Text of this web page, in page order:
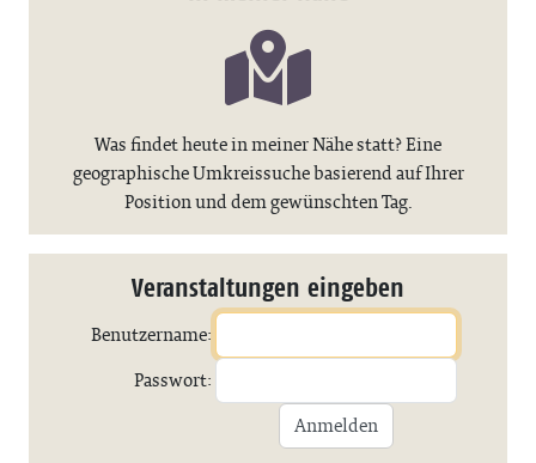
Was findet heute in meiner Nähe statt? Eine
geographische Umkreissuche basierend auf Ihrer
Position und dem gewünschten Tag.
Veranstaltungen eingeben
Benutzername:
Passwort:
Anmelden